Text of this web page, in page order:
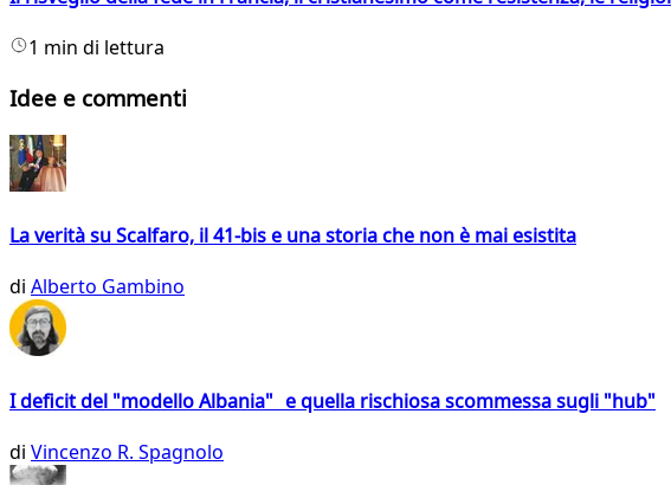
1 min di lettura
Idee e commenti
La verità su Scalfaro, il 41-bis e una storia che non è mai esistita
di Alberto Gambino
I deficit del "modello Albania" e quella rischiosa scommessa sugli "hub"
di Vincenzo R. Spagnolo